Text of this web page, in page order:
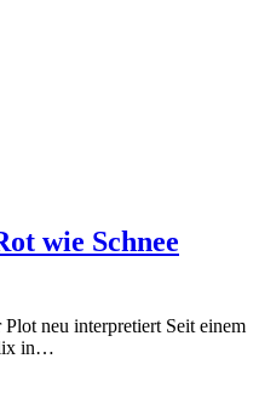
wie Schnee
neu interpretiert Seit einem
in…